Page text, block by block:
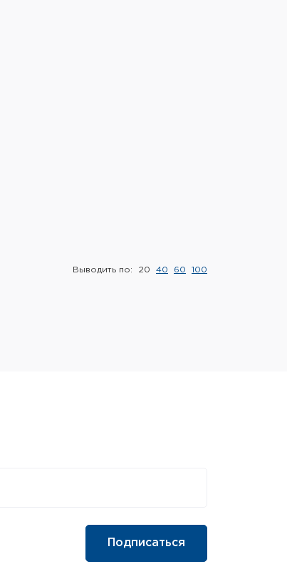
Выводить по: 20 40 60 100